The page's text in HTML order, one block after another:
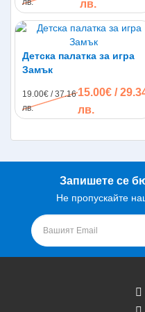
лв. лв.
Детска палатка за игра
Замък
19.00€ / 37.16
лв.
15.00€ /
лв.
Запишете се
Не пропускайте